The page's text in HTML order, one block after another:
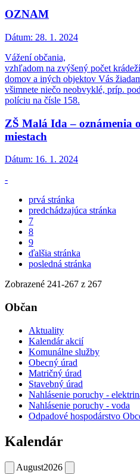
OZNAM
Dátum: 28. 1. 2024
Vážení občania,
vzhľadom na zvýšený počet
domov a iných objektov Vás
všimnete niečo neobvyklé, príp.
políciu na čísle 158.
ZŠ Malá Ida – oznámenia
miestach
Dátum: 16. 1. 2024
-
prvá stránka
predchádzajúca stránka
7
8
9
ďalšia stránka
posledná stránka
Zobrazené 241-267 z 267
Občan
Aktuality
Kalendár akcií
Komunálne služby
Obecný úrad
Matričný úrad
Stavebný úrad
Nahlásenie poruchy -
Nahlásenie poruchy - voda
Odpadové hospodárstvo
Kalendár
August2026